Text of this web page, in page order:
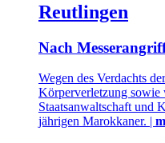
Reutlingen
Nach
Wegen des Verdachts
Körperverletzung sowie
Staatsanwaltschaft und
jährigen Marokkaner. |